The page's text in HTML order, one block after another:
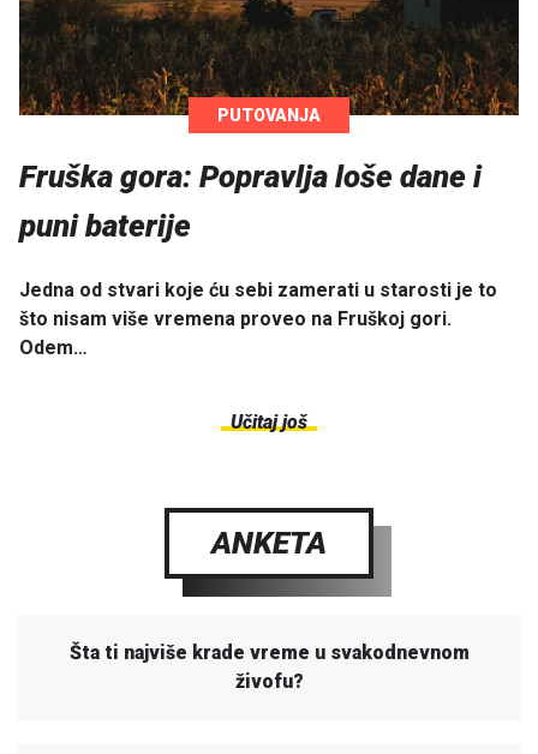
PUTOVANJA
Fruška gora: Popravlja loše dane i
puni baterije
Jedna od stvari koje ću sebi zamerati u starosti je to
što nisam više vremena proveo na Fruškoj gori.
Odem…
Učitaj još
ANKETA
Šta ti najviše krade vreme u svakodnevnom
živofu?